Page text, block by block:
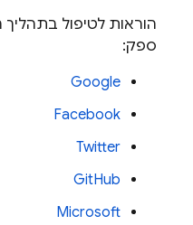
הוראות לטיפול בתהליך
ספק:
Google
Facebook
Twitter
GitHub
Microsoft